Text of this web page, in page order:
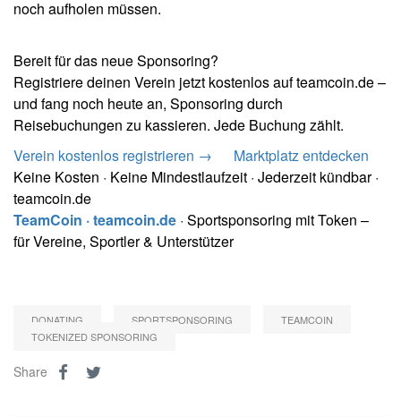
noch aufholen müssen.
Bereit für das neue Sponsoring?
Registriere deinen Verein jetzt kostenlos auf teamcoin.de –
und fang noch heute an, Sponsoring durch
Reisebuchungen zu kassieren. Jede Buchung zählt.
Verein kostenlos registrieren → Marktplatz entdecken
Keine Kosten · Keine Mindestlaufzeit · Jederzeit kündbar ·
teamcoin.de
TeamCoin · teamcoin.de · Sportsponsoring mit Token –
für Vereine, Sportler & Unterstützer
DONATING SPORTSPONSORING
TEAMCOIN
TOKENIZED SPONSORING
Share